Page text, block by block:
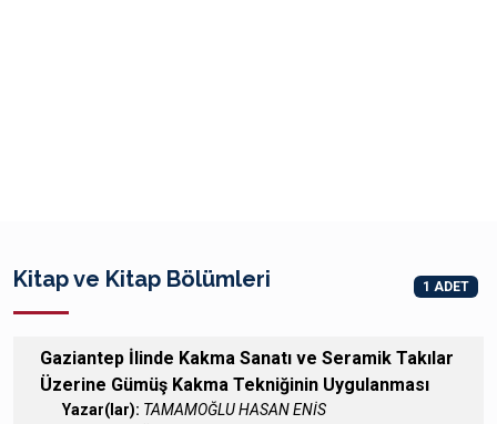
Kitap ve Kitap Bölümleri 1 ADET
Gaziantep İlinde Kakma Sanatı ve Seramik Takılar
Üzerine Gümüş Kakma Tekniğinin Uygulanması
Yazar(lar): TAMAMOĞLU HASAN ENİS